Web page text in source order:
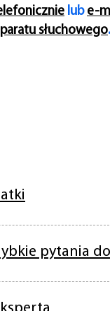
lub e-
słuchowego.
pytania